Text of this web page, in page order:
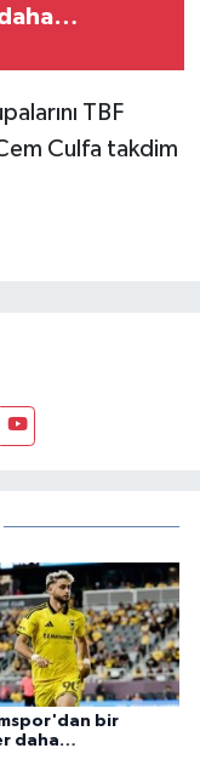
TBF
Culfa takdim
bir
daha…